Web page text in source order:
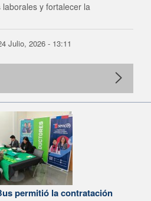
y fortalecer la
Julio, 2026 - 13:11
permitió la contratación